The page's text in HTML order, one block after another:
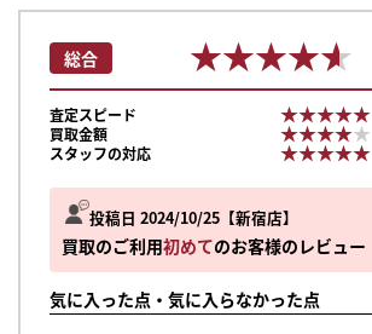
投稿日 2024/10/25 新宿店
買取のご利用初めてのお客様のレビュー
気に入った点・気に入らなかった点
総合 ★★★★★
★★★★★
査定スピード ★★★★★
★★★★★
買取金額
★★★★★
★★★★★
スタッフの対応
★★★★★
★★★★★
まずは
かんたん30秒でお試し査定